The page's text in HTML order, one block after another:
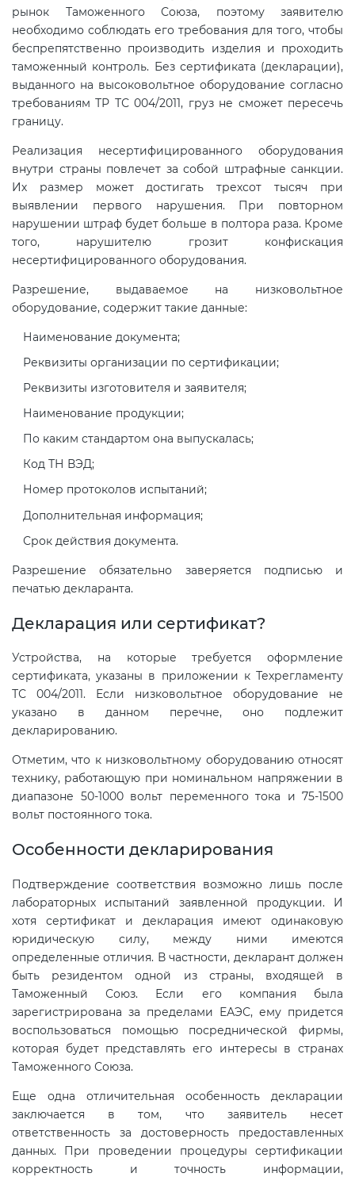
рынок Таможенного Союза, поэтому заявителю
необходимо соблюдать его требования для того, чтобы
беспрепятственно производить изделия и проходить
таможенный контроль. Без сертификата (декларации),
выданного на высоковольтное оборудование согласно
требованиям ТР ТС 004/2011, груз не сможет пересечь
границу.
Реализация несертифицированного оборудования
внутри страны повлечет за собой штрафные санкции.
Их размер может достигать трехсот тысяч при
выявлении первого нарушения. При повторном
нарушении штраф будет больше в полтора раза. Кроме
того, нарушителю грозит конфискация
несертифицированного оборудования.
Разрешение, выдаваемое на низковольтное
оборудование, содержит такие данные:
Наименование документа;
Реквизиты организации по сертификации;
Реквизиты изготовителя и заявителя;
Наименование продукции;
По каким стандартом она выпускалась;
Код ТН ВЭД;
Номер протоколов испытаний;
Дополнительная информация;
Срок действия документа.
Разрешение обязательно заверяется подписью и
печатью декларанта.
Декларация или сертификат?
Устройства, на которые требуется оформление
сертификата, указаны в приложении к Техрегламенту
ТС 004/2011. Если низковольтное оборудование не
указано в данном перечне, оно подлежит
декларированию.
Отметим, что к низковольтному оборудованию относят
технику, работающую при номинальном напряжении в
диапазоне 50-1000 вольт переменного тока и 75-1500
вольт постоянного тока.
Особенности декларирования
Подтверждение соответствия возможно лишь после
лабораторных испытаний заявленной продукции. И
хотя сертификат и декларация имеют одинаковую
юридическую силу, между ними имеются
определенные отличия. В частности, декларант должен
быть резидентом одной из страны, входящей в
Таможенный Союз. Если его компания была
зарегистрирована за пределами ЕАЭС, ему придется
воспользоваться помощью посреднической фирмы,
которая будет представлять его интересы в странах
Таможенного Союза.
Еще одна отличительная особенность декларации
заключается в том, что заявитель несет
ответственность за достоверность предоставленных
данных. При проведении процедуры сертификации
корректность и точность информации,
Сертификация спортивных
товаров
Сертификация электротехники
Сертификация ресурсов
Остальное
БАДы